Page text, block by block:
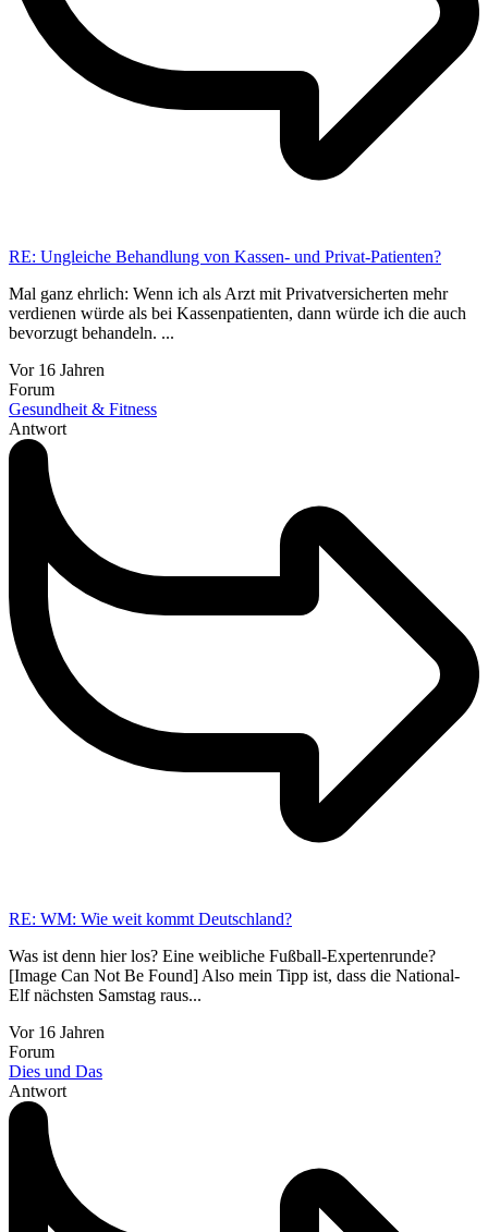
RE: Ungleiche Behandlung von Kassen- und Privat-Patienten?
Mal ganz ehrlich: Wenn ich als Arzt mit Privatversicherten mehr
verdienen würde als bei Kassenpatienten, dann würde ich die auch
bevorzugt behandeln. ...
Vor 16 Jahren
Forum
Gesundheit & Fitness
Antwort
RE: WM: Wie weit kommt Deutschland?
Was ist denn hier los? Eine weibliche Fußball-Expertenrunde?
[Image Can Not Be Found] Also mein Tipp ist, dass die National-
Elf nächsten Samstag raus...
Vor 16 Jahren
Forum
Dies und Das
Antwort